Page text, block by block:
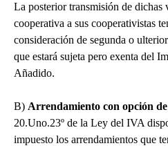
La posterior transmisión de dichas
cooperativa a sus cooperativistas
consideración de segunda o
que estará sujeta pero exenta del
Añadido.
B) Arrendamiento con opción
20.Uno.23º de la Ley del IVA
impuesto los arrendamientos que